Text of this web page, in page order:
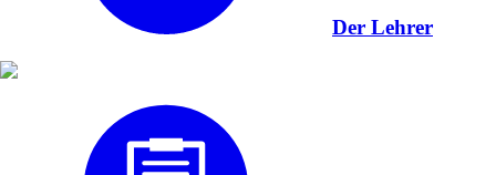
Der Lehrer